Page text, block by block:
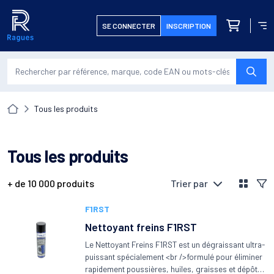
Retour à l'accueil
SE CONNECTER INSCRIPTION
produits
le menu
Accueiltous les produits
Tous les produits
+ de 10 000 produits Trier par Voir en
products-heading
F1RST
Nettoyant freins F1RST
Le Nettoyant Freins F1RST est un dégraissant ultra-
puissant spécialement <br />formulé pour éliminer
rapidement poussières, huiles, graisses et dépôts